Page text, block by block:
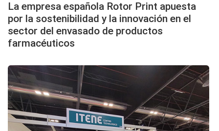
La empresa española Rotor Print apuesta
por la sostenibilidad y la innovación en el
sector del envasado de productos
farmacéuticos